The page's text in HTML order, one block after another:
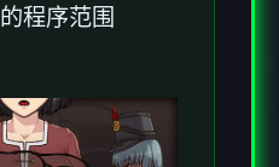
程序范围